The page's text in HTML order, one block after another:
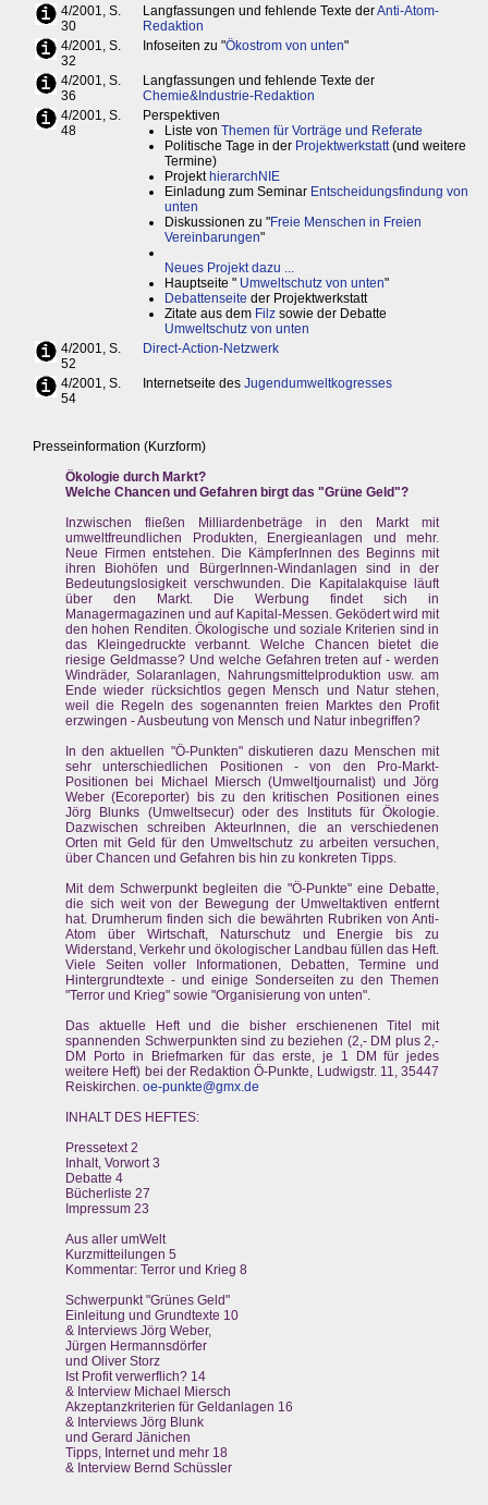
4/2001, S.
30
Langfassungen und fehlende Texte derAnti-Atom-
Redaktion
4/2001, S.
32
Infoseiten zu "Ökostrom von unten"
4/2001, S.
36
Langfassungen und fehlende Texte der
Chemie&Industrie-Redaktion
4/2001, S.
48
Perspektiven
Liste vonThemen für Vorträge und Referate
Politische Tage in der Projektwerkstatt(und weitere
Termine)
Projekt hierarchNIE
Einladung zum Seminar Entscheidungsfindung von
unten
Diskussionen zu "Freie Menschen in Freien
Vereinbarungen"
Neues Projekt dazu ...
Hauptseite " Umweltschutz von unten"
Debattenseite der Projektwerkstatt
Zitate aus dem Filz sowie der Debatte
Umweltschutz von unten
4/2001, S.
52
Direct-Action-Netzwerk
4/2001, S.
54
Internetseite desJugendumweltkogresses
Presseinformation (Kurzform)
Ökologie durch Markt?
Welche Chancen und Gefahren birgt das "Grüne Geld"?
Inzwischen fließen Milliardenbeträge in den Markt mit
umweltfreundlichen Produkten, Energieanlagen und mehr.
Neue Firmen entstehen. Die KämpferInnen des Beginns mit
ihren Biohöfen und BürgerInnen-Windanlagen sind in der
Bedeutungslosigkeit verschwunden. Die Kapitalakquise läuft
über den Markt. Die Werbung findet sich in
Managermagazinen und auf Kapital-Messen. Geködert wird mit
den hohen Renditen. Ökologische und soziale Kriterien sind in
das Kleingedruckte verbannt. Welche Chancen bietet die
riesige Geldmasse? Und welche Gefahren treten auf - werden
Windräder, Solaranlagen, Nahrungsmittelproduktion usw. am
Ende wieder rücksichtlos gegen Mensch und Natur stehen,
weil die Regeln des sogenannten freien Marktes den Profit
erzwingen - Ausbeutung von Mensch und Natur inbegriffen?
In den aktuellen "Ö-Punkten" diskutieren dazu Menschen mit
sehr unterschiedlichen Positionen - von den Pro-Markt-
Positionen bei Michael Miersch (Umweltjournalist) und Jörg
Weber (Ecoreporter) bis zu den kritischen Positionen eines
Jörg Blunks (Umweltsecur) oder des Instituts für Ökologie.
Dazwischen schreiben AkteurInnen, die an verschiedenen
Orten mit Geld für den Umweltschutz zu arbeiten versuchen,
über Chancen und Gefahren bis hin zu konkreten Tipps.
Mit dem Schwerpunkt begleiten die "Ö-Punkte" eine Debatte,
die sich weit von der Bewegung der Umweltaktiven entfernt
hat. Drumherum finden sich die bewährten Rubriken von Anti-
Atom über Wirtschaft, Naturschutz und Energie bis zu
Widerstand, Verkehr und ökologischer Landbau füllen das Heft.
Viele Seiten voller Informationen, Debatten, Termine und
Hintergrundtexte - und einige Sonderseiten zu den Themen
"Terror und Krieg" sowie "Organisierung von unten".
Das aktuelle Heft und die bisher erschienenen Titel mit
spannenden Schwerpunkten sind zu beziehen (2,- DM plus 2,-
DM Porto in Briefmarken für das erste, je 1 DM für jedes
weitere Heft) bei der Redaktion Ö-Punkte, Ludwigstr. 11, 35447
Reiskirchen. oe-punkte@gmx.de
INHALT DES HEFTES:
Pressetext 2
Inhalt, Vorwort 3
Debatte 4
Bücherliste 27
Impressum 23
Aus aller umWelt
Kurzmitteilungen 5
Kommentar: Terror und Krieg 8
Schwerpunkt "Grünes Geld"
Einleitung und Grundtexte 10
& Interviews Jörg Weber,
Jürgen Hermannsdörfer
und Oliver Storz
Ist Profit verwerflich? 14
& Interview Michael Miersch
Akzeptanzkriterien für Geldanlagen 16
& Interviews Jörg Blunk
und Gerard Jänichen
Tipps, Internet und mehr 18
& Interview Bernd Schüssler